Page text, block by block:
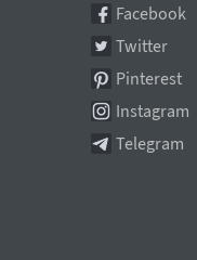
Facebook
Twitter
Pinterest
Instagram
Telegram